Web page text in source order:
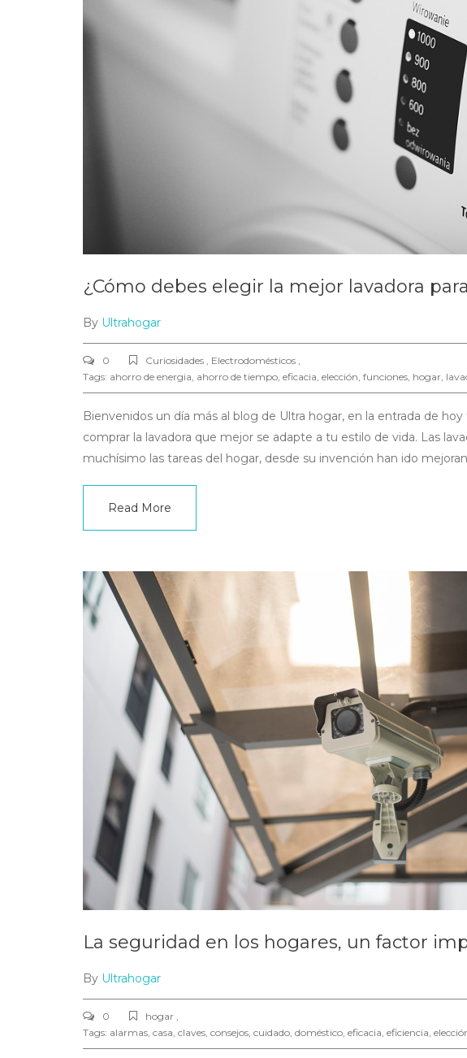
¿Cómo debes elegir la mejor lavadora
By Ultrahogar
0
Curiosidades , Electrodomésticos ,
Tags: ahorro de energia, ahorro de tiempo, eficacia, elección, funciones, hogar,
Bienvenidos un día más al blog de Ultra hogar, en la entrada de
comprar la lavadora que mejor se adapte a tu estilo de vida. Las
muchísimo las tareas del hogar, desde su invención han ido
Read More
La seguridad en los hogares, un factor
By Ultrahogar
0
hogar ,
Tags: alarmas, casa, claves, consejos, cuidado, doméstico, eficacia, eficiencia,